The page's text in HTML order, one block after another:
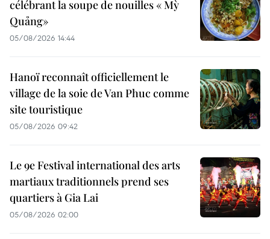
célébrant la soupe de nouilles « Mỳ
Quảng»
05/08/2026 14:44
Hanoï reconnaît officiellement le
village de la soie de Van Phuc comme
site touristique
05/08/2026 09:42
Le 9e Festival international des arts
martiaux traditionnels prend ses
quartiers à Gia Lai
05/08/2026 02:00